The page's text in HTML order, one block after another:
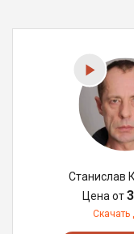
Станислав
Цена от